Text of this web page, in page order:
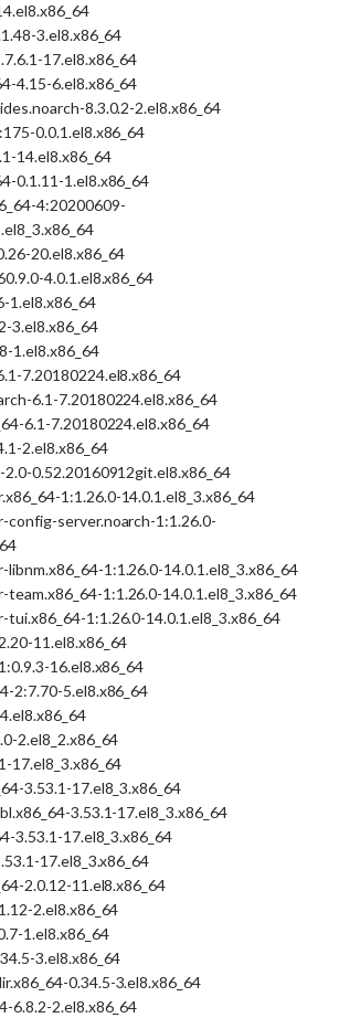
3.el8.x86_64
17.el8.x86_64
4.15-6.el8.x86_64
8.3.0.2-2.el8.x86_64
0.0.1.el8.x86_64
14.el8.x86_64
0.1.11-1.el8.x86_64
4:20200609-
20.el8.x86_64
4.0.1.el8.x86_64
1.el8.x86_64
3.el8.x86_64
1.el8.x86_64
7.20180224.el8.x86_64
6.1-7.20180224.el8.x86_64
6.1-7.20180224.el8.x86_64
2.el8.x86_64
0.52.20160912git.el8.x86_64
1:1.26.0-14.0.1.el8_3.x86_64
config-server.noarch-1:1.26.0-
1:1.26.0-14.0.1.el8_3.x86_64
1:1.26.0-14.0.1.el8_3.x86_64
1:1.26.0-14.0.1.el8_3.x86_64
11.el8.x86_64
16.el8.x86_64
2:7.70-5.el8.x86_64
2.el8_2.x86_64
17.el8_3.x86_64
3.53.1-17.el8_3.x86_64
3.53.1-17.el8_3.x86_64
3.53.1-17.el8_3.x86_64
17.el8_3.x86_64
2.0.12-11.el8.x86_64
2.el8.x86_64
1.el8.x86_64
3.el8.x86_64
0.34.5-3.el8.x86_64
6.8.2-2.el8.x86_64